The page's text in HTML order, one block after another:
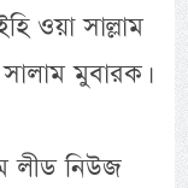
ওয়া সাল্লাম
মুবারক।
লীড নিউজ